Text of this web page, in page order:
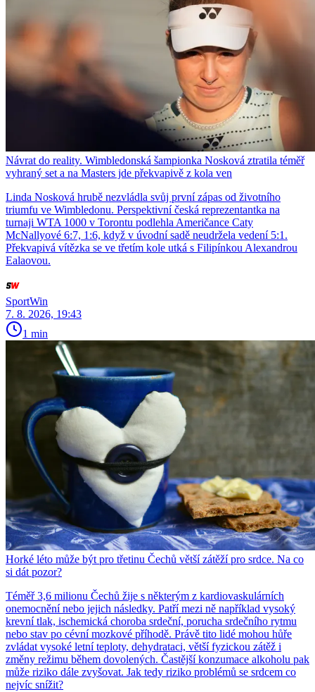
Návrat do reality. Wimbledonská šampionka Nosková ztratila téměř
vyhraný set a na Masters jde překvapivě z kola ven
Linda Nosková hrubě nezvládla svůj první zápas od životního
triumfu ve Wimbledonu. Perspektivní česká reprezentantka na
turnaji WTA 1000 v Torontu podlehla Američance Caty
McNallyové 6:7, 1:6, když v úvodní sadě neudržela vedení 5:1.
Překvapivá vítězka se ve třetím kole utká s Filipínkou Alexandrou
Ealaovou.
SportWin
7. 8. 2026, 19:43
1 min
Horké léto může být pro třetinu Čechů větší zátěží pro srdce. Na co
si dát pozor?
Téměř 3,6 milionu Čechů žije s některým z kardiovaskulárních
onemocnění nebo jejich následky. Patří mezi ně například vysoký
krevní tlak, ischemická choroba srdeční, porucha srdečního rytmu
nebo stav po cévní mozkové příhodě. Právě tito lidé mohou hůře
zvládat vysoké letní teploty, dehydrataci, větší fyzickou zátěž i
změny režimu během dovolených. Častější konzumace alkoholu pak
může riziko dále zvyšovat. Jak tedy riziko problémů se srdcem co
nejvíc snížit?